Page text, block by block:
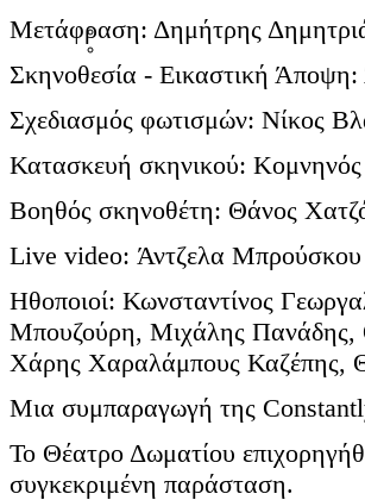
Μετάφραση: Δημήτρης
Σκηνοθεσία - Εικαστική
Σχεδιασμός φωτισμών: Νίκος
Κατασκευή σκηνικού:
Bοηθός σκηνοθέτη: Θάνος
Live video: Άντζελα Μπρούσκου
Ηθοποιοί: Κωνσταντίνος
Μπουζούρη, Μιχάλης Πανάδης,
Χάρης Χαραλάμπους Καζέπης,
Μια συμπαραγωγή της
Το Θέατρο Δωματίου
συγκεκριμένη παράσταση.